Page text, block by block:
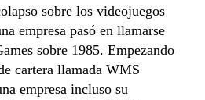
sobre los videojuegos
empresa pasó en llamarse
sobre 1985. Empezando
cartera llamada WMS
empresa incluso su